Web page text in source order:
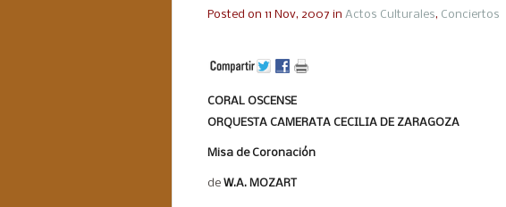
Posted on 11 Nov, 2007 in Actos Culturales, Conciertos
CORAL OSCENSE
ORQUESTA CAMERATA CECILIA DE ZARAGOZA
Misa de Coronación
de W.A. MOZART